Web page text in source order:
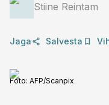
Stiine Reintam
Jaga Salvesta
Foto: AFP/Scanpix